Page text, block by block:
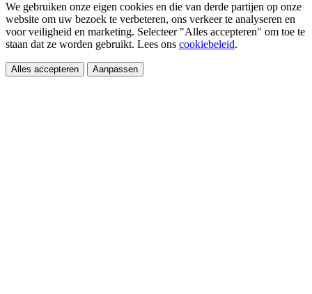
We gebruiken onze eigen cookies en die van derde partijen op onze
website om uw bezoek te verbeteren, ons verkeer te analyseren en
voor veiligheid en marketing. Selecteer "Alles accepteren" om toe te
staan dat ze worden gebruikt. Lees ons cookiebeleid.
Alles accepteren Aanpassen